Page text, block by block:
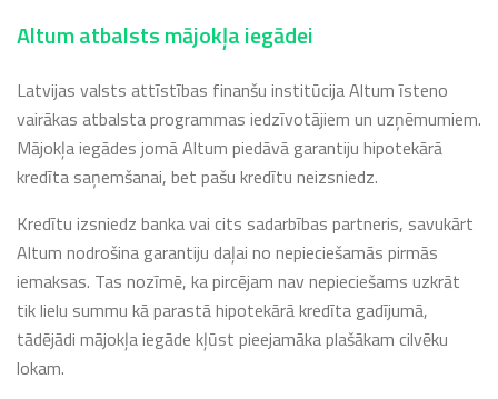
Altum atbalsts mājokļa iegādei
Latvijas valsts attīstības finanšu institūcija Altum īsteno
vairākas atbalsta programmas iedzīvotājiem un uzņēmumiem.
Mājokļa iegādes jomā Altum piedāvā garantiju hipotekārā
kredīta saņemšanai, bet pašu kredītu neizsniedz.
Kredītu izsniedz banka vai cits sadarbības partneris, savukārt
Altum nodrošina garantiju daļai no nepieciešamās pirmās
iemaksas. Tas nozīmē, ka pircējam nav nepieciešams uzkrāt
tik lielu summu kā parastā hipotekārā kredīta gadījumā,
tādējādi mājokļa iegāde kļūst pieejamāka plašākam cilvēku
lokam.